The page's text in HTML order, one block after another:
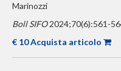
Marinozzi
Boll SIFO2024;70(6):561-
€ 10 Acquista articolo